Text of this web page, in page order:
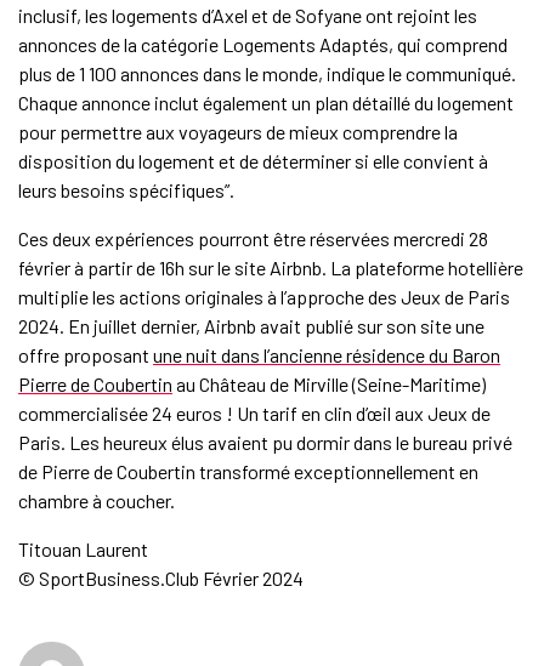
inclusif, les logements d’Axel et de Sofyane ont rejoint les
annonces de la catégorie Logements Adaptés, qui comprend
plus de 1 100 annonces dans le monde, indique le communiqué.
Chaque annonce inclut également un plan détaillé du logement
pour permettre aux voyageurs de mieux comprendre la
disposition du logement et de déterminer si elle convient à
leurs besoins spécifiques”.
Ces deux expériences pourront être réservées mercredi 28
février à partir de 16h sur le site Airbnb. La plateforme hotellière
multiplie les actions originales à l’approche des Jeux de Paris
2024. En juillet dernier, Airbnb avait publié sur son site une
offre proposant une nuit dans l’ancienne résidence du Baron
Pierre de Coubertin au Château de Mirville (Seine-Maritime)
commercialisée 24 euros ! Un tarif en clin d’œil aux Jeux de
Paris. Les heureux élus avaient pu dormir dans le bureau privé
de Pierre de Coubertin transformé exceptionnellement en
chambre à coucher.
Titouan Laurent
© SportBusiness.Club Février 2024